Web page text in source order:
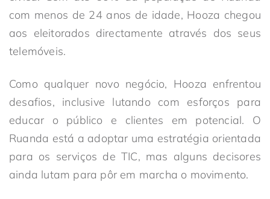
com menos de 24 anos de idade, Hooza chegou
aos eleitorados directamente através dos seus
telemóveis.
Como qualquer novo negócio, Hooza enfrentou
desafios, inclusive lutando com esforços para
educar o público e clientes em potencial. O
Ruanda está a adoptar uma estratégia orientada
para os serviços de TIC, mas alguns decisores
ainda lutam para pôr em marcha o movimento.